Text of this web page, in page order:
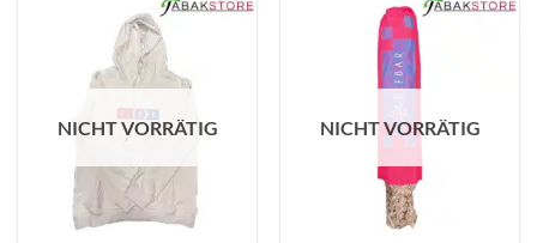
NICHT VORRÄTIG NICHT VORRÄTIG